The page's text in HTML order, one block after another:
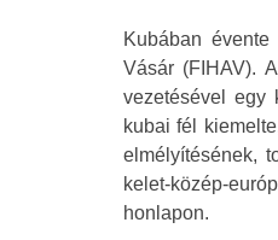
Kubában
Vásár (FIHAV).
vezetésével egy
kubai fél
elmélyítésének,
kelet-közép-
honlapon.